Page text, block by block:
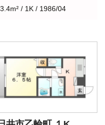
/ 1K / 1986/04